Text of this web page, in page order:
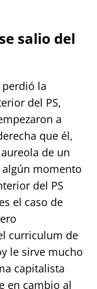
salio del
la
del PS,
a
que él,
de un
momento
del PS
el caso de
curriculum de
le sirve mucho
capitalista
en cambio al